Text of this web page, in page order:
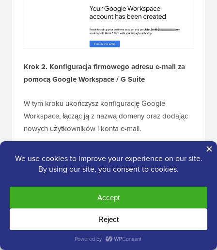
Krok 2. Konfiguracja firmowego adresu e-mail za
pomocą Google Workspace / G Suite
W tym kroku ukończysz konfigurację Google
Workspace, łącząc ją z nazwą domeny oraz dodając
nowych użytkowników i konta e-mail.
swojej domeny poprzez weryfikację jej własności.